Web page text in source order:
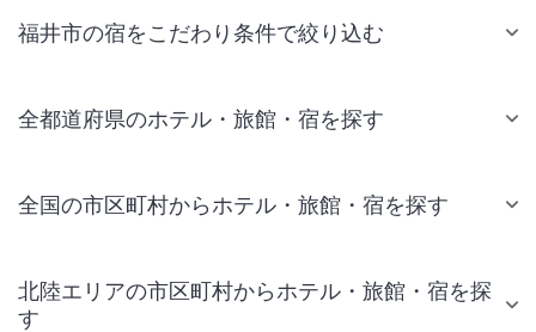
福井市の宿をこだわり条件で絞り込む
全都道府県のホテル・旅館・宿を探す
全国の市区町村からホテル・旅館・宿を探す
北陸エリアの市区町村からホテル・旅館・宿を探
す